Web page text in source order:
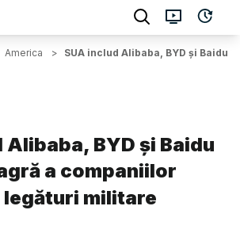
America > SUA includ Alibaba, BYD și
Alibaba, BYD și Baidu
a companiilor
legături militare